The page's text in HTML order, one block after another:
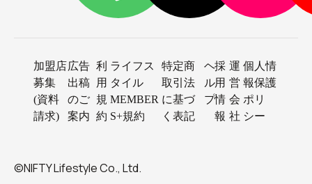
加盟店
募集
(資料
請求)
広告
出稿
のご
案内
利
用
規
約
ライフス
タイル
MEMBER
S+規約
特定商
取引法
に基づ
く表記
ヘ
ル
プ
採
用
情
報
運
営
会
社
個人情
報保護
ポリ
シー
©NIFTY Lifestyle Co., Ltd.